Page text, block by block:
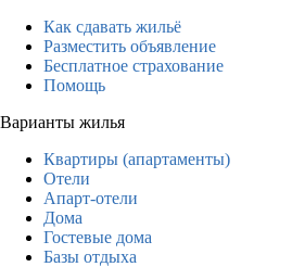
Как сдавать жильё
Разместить объявление
Бесплатное страхование
Помощь
Варианты жилья
Квартиры (апартаменты)
Отели
Апарт-отели
Дома
Гостевые дома
Базы отдыха